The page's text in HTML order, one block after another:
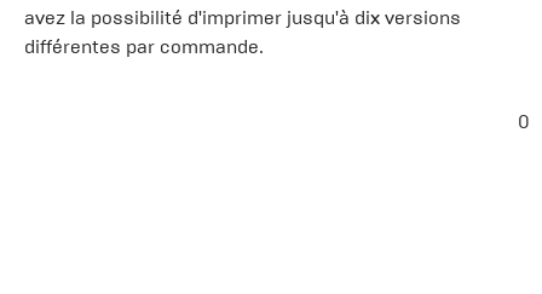
avez la possibilité d'imprimer jusqu'à dix versions
différentes par commande.
0